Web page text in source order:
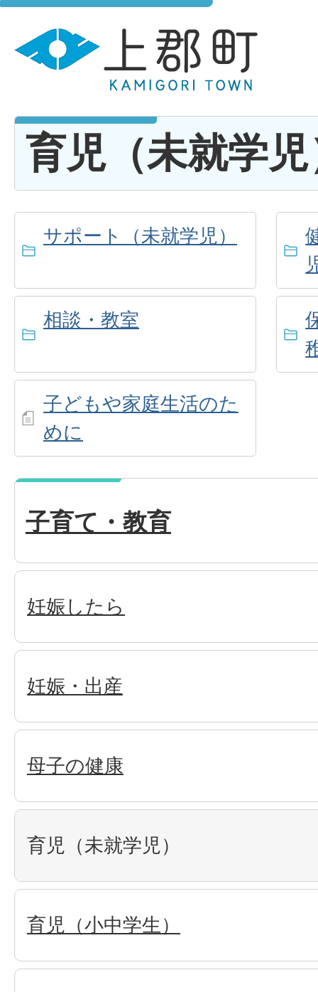
育児（未就学
サポート（未就学児）
相談・教室
子どもや家庭生活のた
めに
子育て・教育
妊娠したら
妊娠・出産
母子の健康
育児（未就学児）
育児（小中学生）